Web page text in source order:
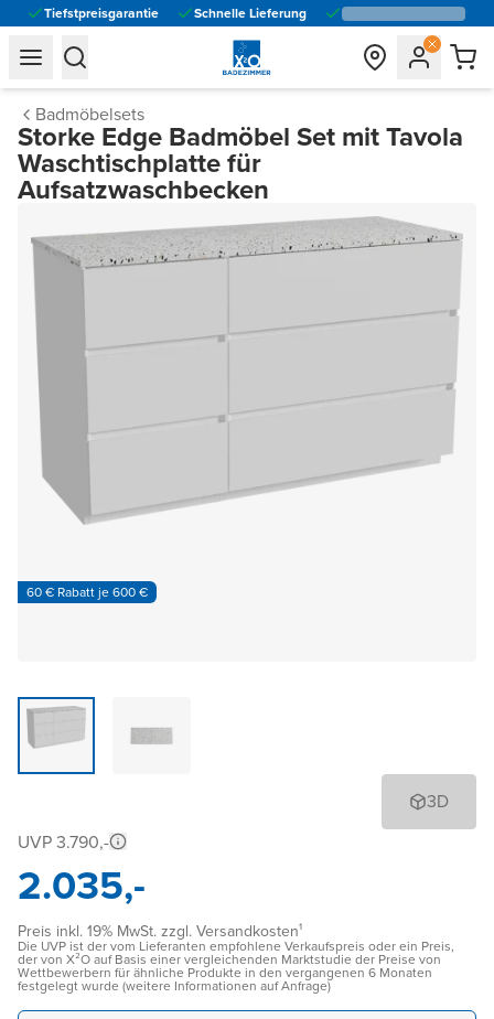
Tiefstpreisgarantie Schnelle Lieferung
general.navigation.toggle_menu.label
general.navigation.toggle_menu.label
Badmöbelsets
Storke Edge Badmöbel Set mit Tavola
Waschtischplatte für
Aufsatzwaschbecken
60 € Rabatt je 600 €
3D
UVP 3.790,-
2.035,-
Preis inkl. 19% MwSt. zzgl. Versandkosten¹
Die UVP ist der vom Lieferanten empfohlene Verkaufspreis oder ein Preis,
der von X²O auf Basis einer vergleichenden Marktstudie der Preise von
Wettbewerbern für ähnliche Produkte in den vergangenen 6 Monaten
festgelegt wurde (weitere Informationen auf Anfrage)